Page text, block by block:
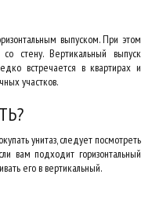
выпуском. При этом
стену. Вертикальный выпуск
встречается в квартирах и
участков.
унитаз, следует посмотреть
вам подходит горизонтальный
его в вертикальный.